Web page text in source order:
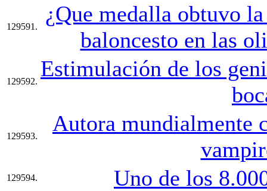
129591.
¿Que medalla obtuvo
baloncesto en las
129592.
Estimulación de los
129593.
Autora mundialmente
129594. Uno de los